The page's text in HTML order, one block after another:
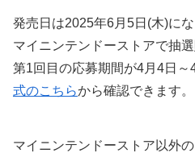
発売日は2025年6月5日(木)にな
マイニンテンドーストアで抽
第1回目の応募期間が4月4日～
式のこちらから確認できます。
マイニンテンドーストア以外